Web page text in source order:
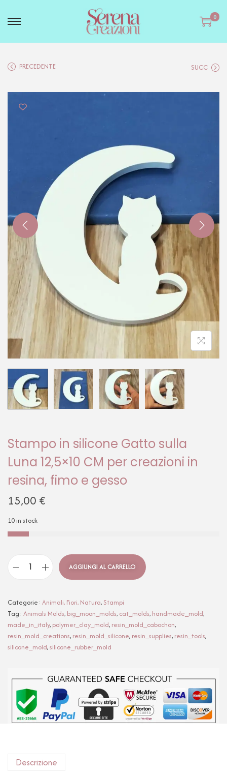
0
PRECEDENTE SUCC
Stampo in silicone Gatto sulla
Luna 12,5×10 CM per creazioni in
resina, fimo e gesso
15,00 €
10 in stock
AGGIUNGI AL CARRELLO
Categorie: Animali, Fiori, Natura,Stampi
Tag: Animals Molds, big_moon_molds, cat_molds, handmade_mold,
made_in_italy, polymer_clay_mold, resin_mold_cabochon,
resin_mold_creations, resin_mold_silicone, resin_supplies, resin_tools,
silicone_mold,silicone_rubber_mold
Descrizione